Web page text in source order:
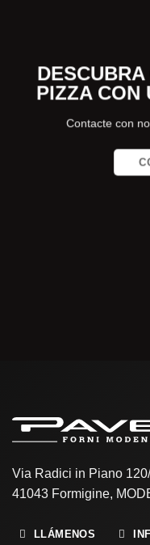
PIZZA CON
Contacte con
Via Radici in Piano
41043 Formigine,
LLÁMENOS